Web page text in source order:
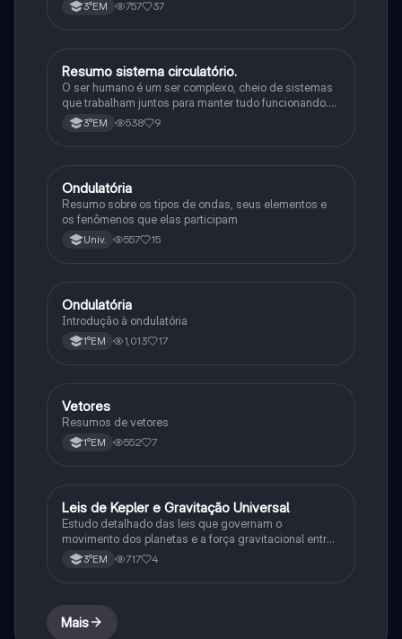
3°EM 757 37
Física
Resumo sistema circulatório.
O ser humano é um ser complexo, cheio de sistemas
que trabalham juntos para manter tudo funcionando.
Tem inteligência, se comunica de várias formas e
consegue se adaptar a diferentes situações.
3°EM 538 9
Física
Ondulatória
Resumo sobre os tipos de ondas, seus elementos e
os fenômenos que elas participam
Univ. 557 15
Física
Ondulatória
Introdução à ondulatória
1°EM 1,013 17
Física
Vetores
Resumos de vetores
1°EM 552 7
Ciência
Leis de Kepler e Gravitação Universal
Estudo detalhado das leis que governam o
movimento dos planetas e a força gravitacional entre
corpos3°EM 717 4
Mais